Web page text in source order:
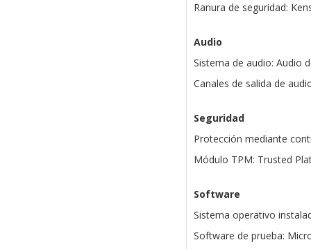
Ranura de seguridad:
Audio
Sistema de audio: Audio
Canales de salida de
Seguridad
Protección mediante
Módulo TPM: Trusted
Software
Sistema operativo
Software de prueba: